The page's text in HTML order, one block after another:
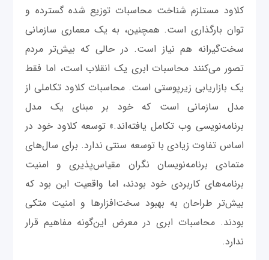
کلاود مستلزم شناخت محاسبات توزیع شده گسترده و
توان بارگذاری است. همچنین، به یک معماری سازمانی
سخت‌گیرانه هم نیاز است. در حالی ‌که بیش‌تر مردم
تصور می‌کنند محاسبات ابری یک انقلاب است، اما فقط
یک بازاریابی زیرپوستی است. محاسبات کلاود تکاملی از
مدل سازمانی است که خود بر مبنای یک مدل
‌برنامه‌نویسی وب تکامل یافته‌اند.» توسعه کلاود خود در
اساس تفاوت زیادی با توسعه سنتی ندارد. برای سال‌های
متمادی برنامه‌نویسان نگران مقیاس‌پذیری و امنیت
برنامه‌های کاربردی خود بودند، اما واقعیت این بود که
بیش‌تر طراحان به بهبود سخت‌افزارها و امنیت متکی
بودند. محاسبات ابری در معرض این‌گونه مفاهیم قرار
ندارد.